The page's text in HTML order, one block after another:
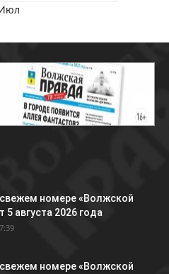
номере «Волжской
5 августа 2026 года
номере «Волжской